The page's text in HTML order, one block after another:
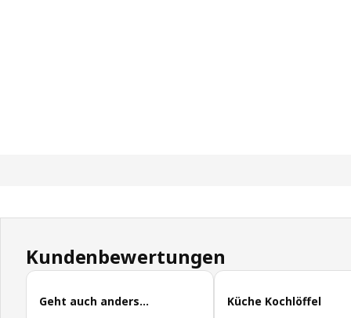
Kundenbewertungen
Kundenbewertungen überspringen
Geht auch anders…
Küche Kochlöffel